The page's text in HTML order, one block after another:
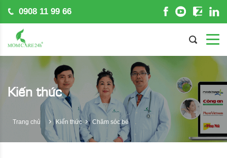
0908 11 99 66
Kiến thức
Trang chủ Kiến thức Chăm sóc bé